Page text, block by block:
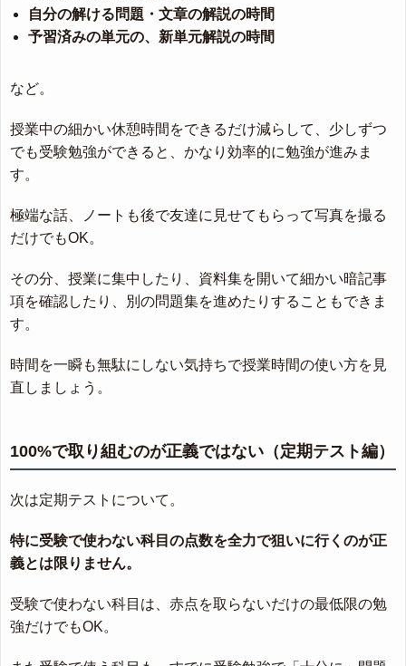
自分の解ける問題・文章の解説の時間
予習済みの単元の、新単元解説の時間
など。
授業中の細かい休憩時間をできるだけ減らして、少しずつ
でも受験勉強ができると、かなり効率的に勉強が進みま
す。
極端な話、ノートも後で友達に見せてもらって写真を撮る
だけでもOK。
その分、授業に集中したり、資料集を開いて細かい暗記事
項を確認したり、別の問題集を進めたりすることもできま
す。
時間を一瞬も無駄にしない気持ちで授業時間の使い方を見
直しましょう。
100%で取り組むのが正義ではない（定期テスト編）
次は定期テストについて。
特に受験で使わない科目の点数を全力で狙いに行くのが正
義とは限りません。
受験で使わない科目は、赤点を取らないだけの最低限の勉
強だけでもOK。